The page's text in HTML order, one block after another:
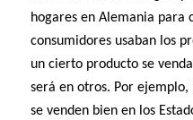
hogares en Alemania para
consumidores usaban los
un cierto producto se
será en otros. Por ejemplo,
se venden bien en los